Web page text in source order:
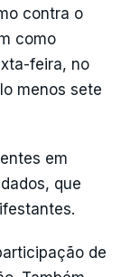
contra o
como
feira, no
menos sete
em
que
de